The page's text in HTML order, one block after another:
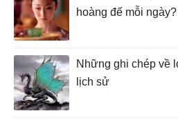
hoàng đế mỗi ngày?
Những ghi chép về
lịch sử